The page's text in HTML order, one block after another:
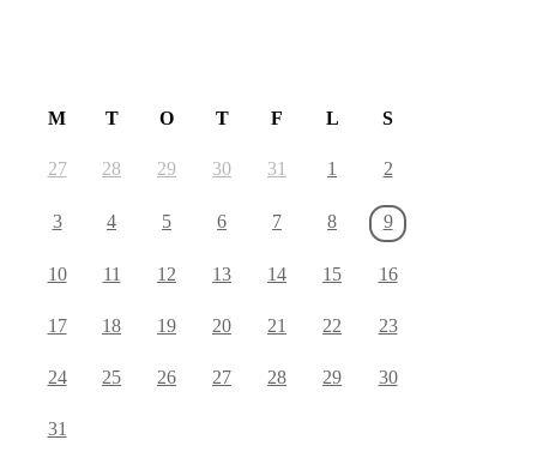
M T O T F L S
27 28 29 30 31 1 2
3 4 5 6 7 8 9
10 11 12 13 14 15 16
17 18 19 20 21 22 23
24 25 26 27 28 29 30
31